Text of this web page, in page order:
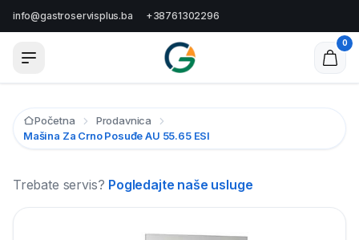
info@gastroservisplus.ba +38761302296
0
Početna
Prodavnica
Mašina Za Crno Posuđe AU 55.65 ESI
Trebate servis? Pogledajte naše usluge